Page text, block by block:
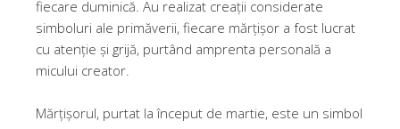
fiecare duminică. Au realizat creații considerate
simboluri ale primăverii, fiecare mărțișor a fost lucrat
cu atenție și grijă, purtând amprenta personală a
micului creator.
Mărțișorul, purtat la început de martie, este un simbol